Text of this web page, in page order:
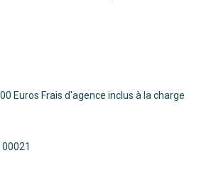
Euros Frais d'agence inclus à la charge